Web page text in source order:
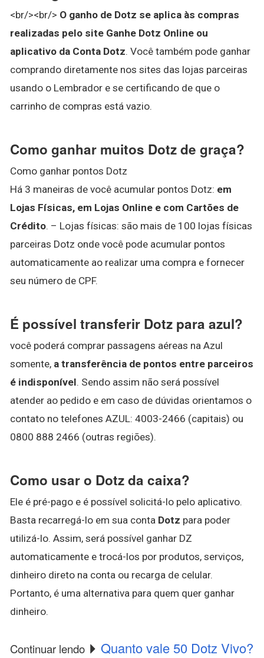
<br/><br/> O ganho de Dotz se aplica às compras
realizadas pelo site Ganhe Dotz Online ou
aplicativo da Conta Dotz. Você também pode ganhar
comprando diretamente nos sites das lojas parceiras
usando o Lembrador e se certificando de que o
carrinho de compras está vazio.
Como ganhar muitos Dotz de graça?
Como ganhar pontos Dotz
Há 3 maneiras de você acumular pontos Dotz: em
Lojas Físicas, em Lojas Online e com Cartões de
Crédito. – Lojas físicas: são mais de 100 lojas físicas
parceiras Dotz onde você pode acumular pontos
automaticamente ao realizar uma compra e fornecer
seu número de CPF.
É possível transferir Dotz para azul?
você poderá comprar passagens aéreas na Azul
somente, a transferência de pontos entre parceiros
é indisponível. Sendo assim não será possível
atender ao pedido e em caso de dúvidas orientamos o
contato no telefones AZUL: 4003-2466 (capitais) ou
0800 888 2466 (outras regiões).
Como usar o Dotz da caixa?
Ele é pré-pago e é possível solicitá-lo pelo aplicativo.
Basta recarregá-lo em sua conta Dotz para poder
utilizá-lo. Assim, será possível ganhar DZ
automaticamente e trocá-los por produtos, serviços,
dinheiro direto na conta ou recarga de celular.
Portanto, é uma alternativa para quem quer ganhar
dinheiro.
Continuar lendo Quanto vale 50 Dotz Vivo?